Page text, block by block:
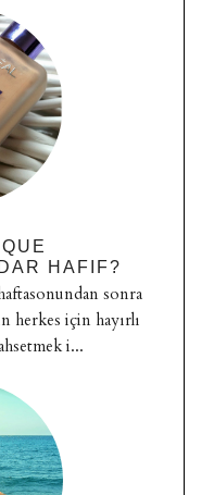
HAFIF?
sonra
herkes için hayırlı
i...